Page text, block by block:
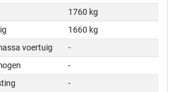
1760 kg
1660 kg
voertuig
-
-
-